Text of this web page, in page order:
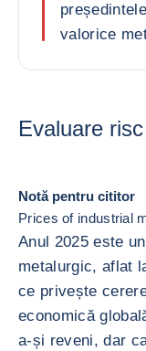
valorice
Evaluare
Notă pentru cititor
Prices of industrial
Anul 2025 este
metalurgic, aflat
ce privește
economică
a-și reveni, dar